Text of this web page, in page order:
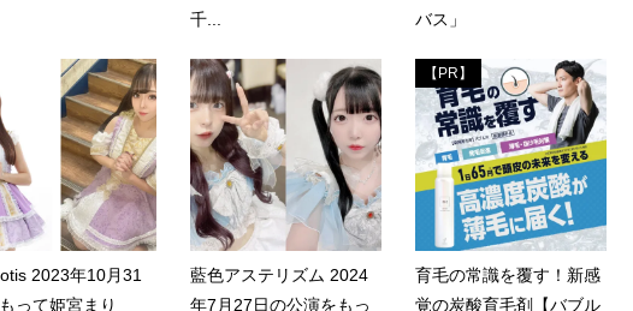
千...
バス」
2023年10月31
って姫宮まり
藍色アステリズム 2024
年7月27日の公演をもっ
【PR】
育毛の常識を覆す！新感
覚の炭酸育毛剤【バブル